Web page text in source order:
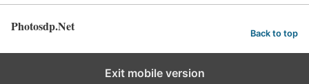
Photosdp.Net Back to top
Exit mobile version